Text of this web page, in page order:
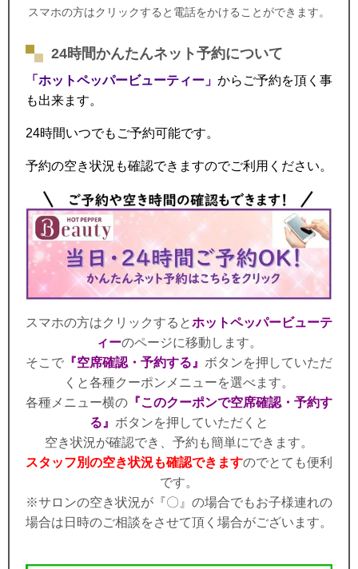
スマホの方はクリックすると電話をかけることができます。
24時間かんたんネット予約について
「ホットペッパービューティー」 からご予約を頂く事
も出来ます。
24時間いつでもご予約可能です。
予約の空き状況も確認できますのでご利用ください。
スマホの方はクリックするとホットペッパービューテ
ィーのページに移動します。
そこで 『空席確認・予約する』 ボタンを押していただ
くと各種クーポンメニューを選べます。
各種メニュー横の 『このクーポンで空席確認・予約す
る』 ボタンを押していただくと
空き状況が確認でき、予約も簡単にできます。
スタッフ別の空き状況も確認できますのでとても便利
です。
※サロンの空き状況が『〇』の場合でもお子様連れの
場合は日時のご相談をさせて頂く場合がございます。